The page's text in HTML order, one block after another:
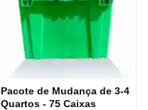
Pacote de Mudança de 3-4
Quartos - 75 Caixas